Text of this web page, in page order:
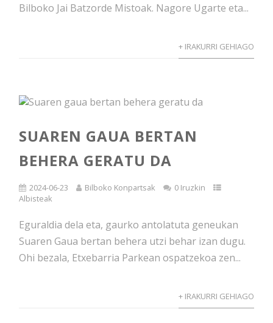
Bilboko Jai Batzorde Mistoak. Nagore Ugarte eta...
+ IRAKURRI GEHIAGO
SUAREN GAUA BERTAN
BEHERA GERATU DA
2024-06-23 Bilboko Konpartsak
0 Iruzkin
Albisteak
Eguraldia dela eta, gaurko antolatuta geneukan
Suaren Gaua bertan behera utzi behar izan dugu.
Ohi bezala, Etxebarria Parkean ospatzekoa zen...
+ IRAKURRI GEHIAGO